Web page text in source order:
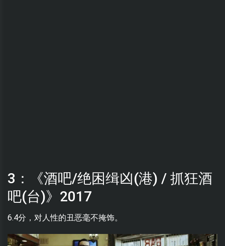
3：《酒吧/绝困缉凶(港) / 抓狂酒
吧(台)》2017
6.4分，对人性的丑恶毫不掩饰。